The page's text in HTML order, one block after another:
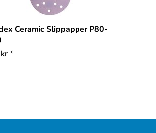
Ceramic Slippapper P80-
kr*